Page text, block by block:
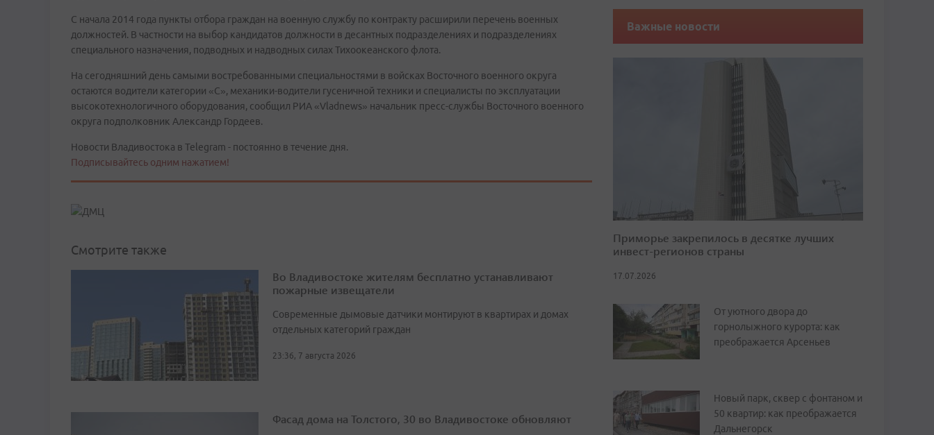
С начала 2014 года пункты отбора граждан на военную службу по контракту расширили перечень военных
должностей. В частности на выбор кандидатов должности в десантных подразделениях и подразделениях
специального назначения, подводных и надводных силах Тихоокеанского флота.
На сегодняшний день самыми востребованными специальностями в войсках Восточного военного округа
остаются водители категории «С», механики-водители гусеничной техники и специалисты по эксплуатации
высокотехнологичного оборудования, сообщил РИА «Vladnews» начальник пресс-службы Восточного военного
округа подполковник Александр Гордеев.
Новости Владивостока в Telegram - постоянно в течение дня.
Подписывайтесь одним нажатием!
Смотрите также
Во Владивостоке жителям бесплатно устанавливают
пожарные извещатели
Современные дымовые датчики монтируют в квартирах и домах
отдельных категорий граждан
23:36, 7 августа 2026
Фасад дома на Толстого, 30 во Владивостоке обновляют
Важные новости
Приморье закрепилось в десятке лучших
инвест-регионов страны
17.07.2026
От уютного двора до
горнолыжного курорта: как
преображается Арсеньев
Новый парк, сквер с фонтаном и
50 квартир: как преображается
Дальнегорск